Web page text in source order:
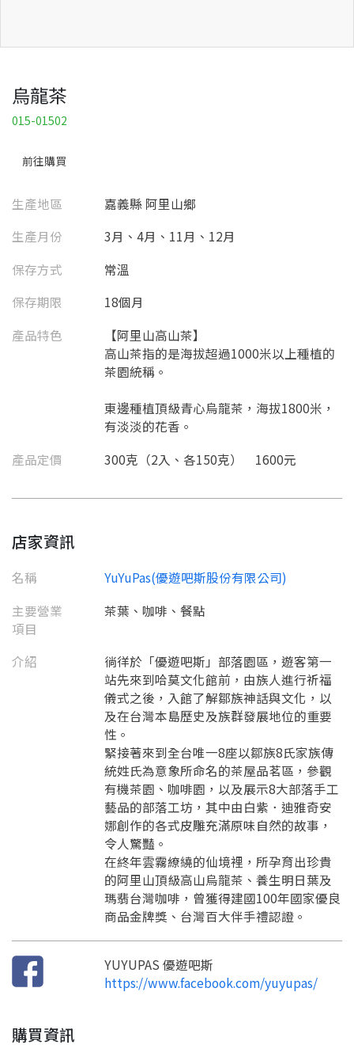
烏龍茶
015-01502
前往購買
生產地區
嘉義縣 阿里山鄉
生產月份
3月、4月、11月、12月
保存方式
常溫
保存期限
18個月
產品特色
【阿里山高山茶】
高山茶指的是海拔超過1000米以上種植的
茶園統稱。
東邊種植頂級青心烏龍茶，海拔1800米，
有淡淡的花香。
產品定價
300克（2入、各150克） 1600元
店家資訊
名稱
YuYuPas(優遊吧斯股份有限公司)
主要營業
項目
茶葉、咖啡、餐點
介紹
徜徉於「優遊吧斯」部落園區，遊客第一
站先來到哈莫文化館前，由族人進行祈福
儀式之後，入館了解鄒族神話與文化，以
及在台灣本島歷史及族群發展地位的重要
性。
緊接著來到全台唯一8座以鄒族8氏家族傳
統姓氏為意象所命名的茶屋品茗區，參觀
有機茶園、咖啡園，以及展示8大部落手工
藝品的部落工坊，其中由白紫．迪雅奇安
娜創作的各式皮雕充滿原味自然的故事，
令人驚豔。
在終年雲霧繚繞的仙境裡，所孕育出珍貴
的阿里山頂級高山烏龍茶、養生明日葉及
瑪翡台灣咖啡，曾獲得建國100年國家優良
商品金牌獎、台灣百大伴手禮認證。
YUYUPAS 優遊吧斯
https://www.facebook.com/yuyupas/
購買資訊
要註冊嗎？
嗨~這個 LINE 帳號還沒有註冊過，
只要驗證手機號碼就能完成註冊。
返回 繼續註冊
請加入LINE好友
請掃描或點擊 QR code
加入「嘉義優鮮」LINE 好友，
點擊加入 LINE 好友
註冊完成
註冊完成了！
訊息
確認
要申請新產品嗎？
您的申請資料正在等候審查中，
要看申請秘笈嗎？
想知道怎麼做更容易通過審核嗎？
看看申請教學吧！